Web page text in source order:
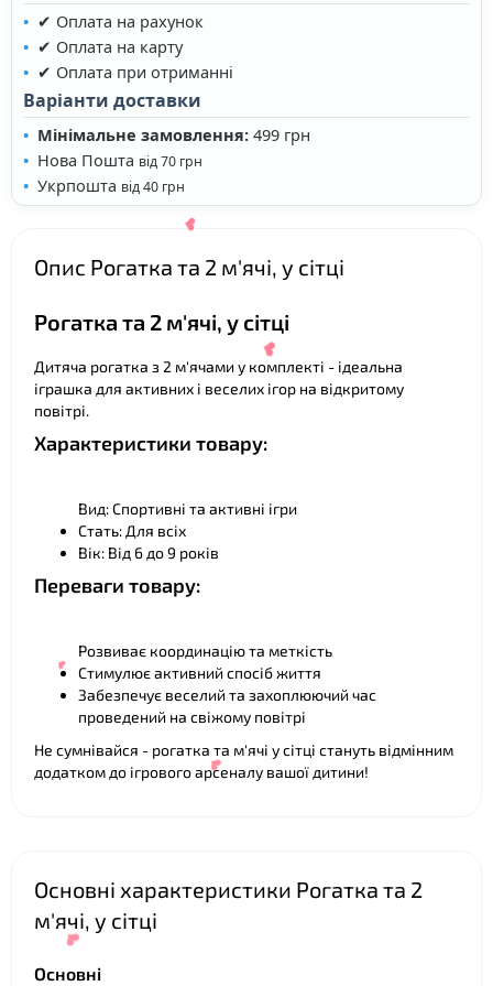
✔ Оплата на рахунок
✔ Оплата на карту
✔ Оплата при отриманні
Варіанти доставки
Мінімальне замовлення: 499 грн
Нова Пошта від 70 грн
Укрпошта від 40 грн
Опис Рогатка та 2 м'ячі, у сітці
Рогатка та 2 м'ячі, у сітці
Дитяча рогатка з 2 м'ячами у комплекті - ідеальна
іграшка для активних і веселих ігор на відкритому
повітрі.
Характеристики товару:
Вид: Спортивні та активні ігри
Стать: Для всіх
Вік: Від 6 до 9 років
Переваги товару:
Розвиває координацію та меткість
Стимулює активний спосіб життя
Забезпечує веселий та захоплюючий час
проведений на свіжому повітрі
Не сумнівайся - рогатка та м'ячі у сітці стануть відмінним
додатком до ігрового арсеналу вашої дитини!
Основні характеристики Рогатка та 2
м'ячі, у сітці
Основні